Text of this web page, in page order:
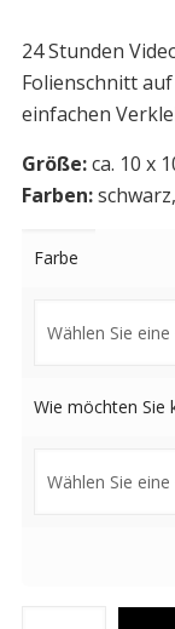
24 Stunden
Folienschnitt
einfachen
Größe:ca. 10 x
Farben:
Farbe
Wie möchten Sie